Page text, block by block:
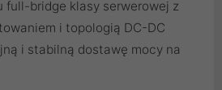
full-bridge klasy serwerowej z
i topologią DC-DC
i stabilną dostawę mocy na